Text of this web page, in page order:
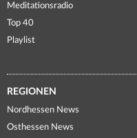
Meditationsradio
Top 40
Playlist
REGIONEN
Nordhessen News
Osthessen News